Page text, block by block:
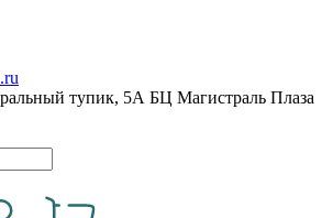
тупик, 5А БЦ Магистраль Плаза